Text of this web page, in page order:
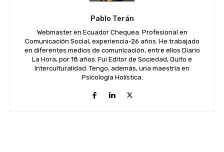
Pablo Terán
Webmaster en Ecuador Chequea. Profesional en
Comunicación Social, experiencia-26 años. He trabajado
en diferentes medios de comunicación, entre ellos Diario
La Hora, por 18 años. Fui Editor de Sociedad, Quito e
Interculturalidad. Tengo, además, una maestría en
Psicología Holística.